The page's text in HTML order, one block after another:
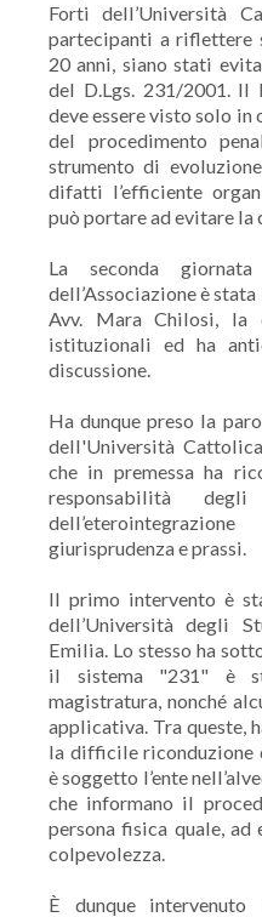
Forti dell’Università
partecipanti a riflettere
20 anni, siano stati
del D.Lgs. 231/2001. Il
deve essere visto solo
del procedimento
strumento di
difatti l’efficiente
può portare ad evitare
La seconda
dell’Associazione è
Avv. Mara Chilosi,
istituzionali ed ha
discussione.
Ha dunque preso la
dell'Università
che in premessa ha
responsabilità
giurisprudenza e prassi.
Il primo intervento è
dell’Università degli
Emilia. Lo stesso ha
il sistema "231" è
magistratura, nonché
applicativa. Tra queste,
la difficile riconduzione
è soggetto l’ente
che informano il
persona fisica quale,
colpevolezza.
È dunque